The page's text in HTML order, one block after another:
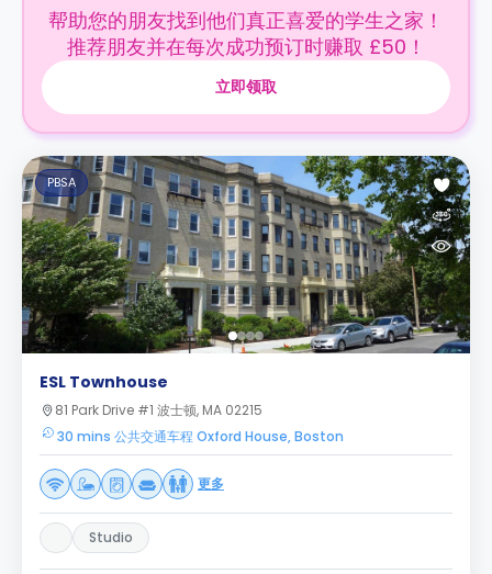
帮助您的朋友找到他们真正喜爱的学生之家！
推荐朋友并在每次成功预订时赚取 £50！
立即领取
PBSA
ESL Townhouse
81 Park Drive #1 波士顿, MA 02215
30 mins 公共交通车程 Oxford House, Boston
更多
Studio